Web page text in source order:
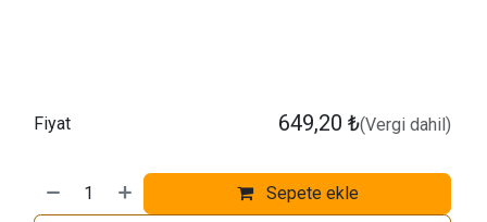
Sepete ekle
Fiyat 649,20 ₺(Vergi dahil)